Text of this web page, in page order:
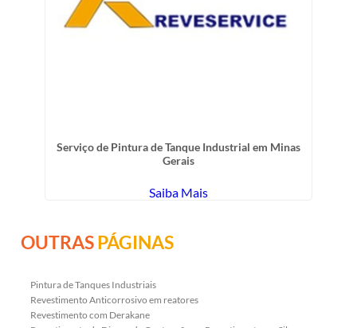
Serviço de Pintura de Tanque Industrial em Minas
Gerais
Saiba Mais
OUTRASPÁGINAS
Pintura de Tanques Industriais
Revestimento Anticorrosivo em reatores
Revestimento com Derakane